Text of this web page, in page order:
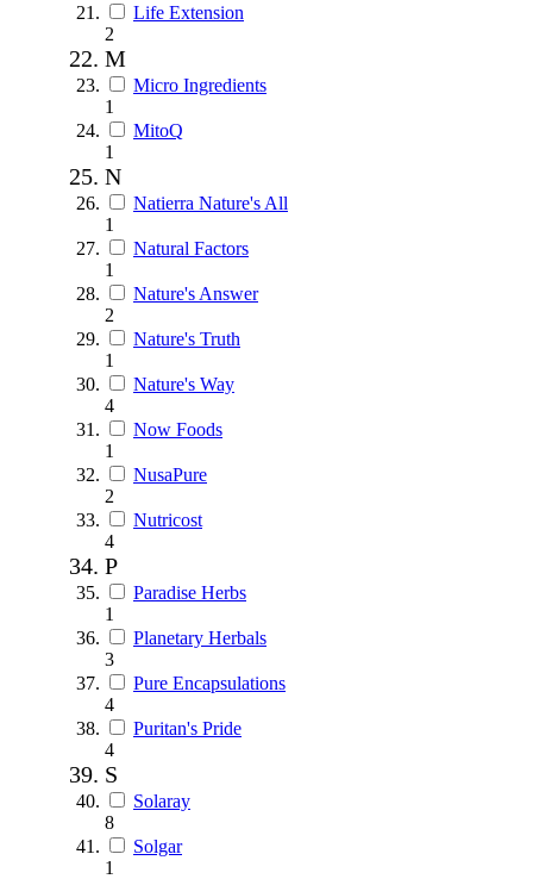
Life Extension
2
M
Micro Ingredients
1
MitoQ
1
N
Natierra Nature's All
1
Natural Factors
1
Nature's Answer
2
Nature's Truth
1
Nature's Way
4
Now Foods
1
NusaPure
2
Nutricost
4
P
Paradise Herbs
1
Planetary Herbals
3
Pure Encapsulations
4
Puritan's Pride
4
S
Solaray
8
Solgar
1